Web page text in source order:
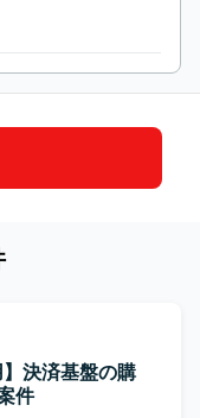
決済基盤の購
件